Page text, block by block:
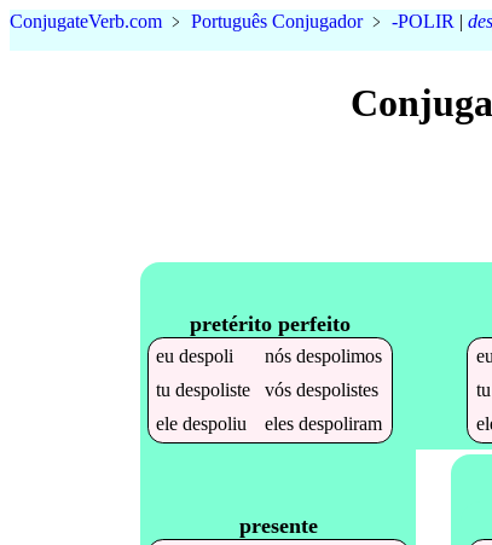
ConjugateVerb.com ﹥ Português Conjugador﹥ -POLIR |
pretérito perfeito
eudespoli nósdespolimos
tudespoliste vósdespolistes
eledespoliu elesdespoliram
eu
tu
presente